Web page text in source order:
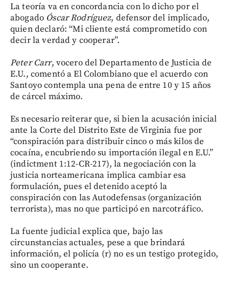
La teoría va en concordancia con lo dicho por el
abogado Óscar Rodríguez, defensor del implicado,
quien declaró: “Mi cliente está comprometido con
decir la verdad y cooperar”.
Peter Carr, vocero del Departamento de Justicia de
E.U., comentó a El Colombiano que el acuerdo con
Santoyo contempla una pena de entre 10 y 15 años
de cárcel máximo.
Es necesario reiterar que, si bien la acusación inicial
ante la Corte del Distrito Este de Virginia fue por
“conspiración para distribuir cinco o más kilos de
cocaína, encubriendo su importación ilegal en E.U.”
(indictment 1:12-CR-217), la negociación con la
justicia norteamericana implica cambiar esa
formulación, pues el detenido aceptó la
conspiración con las Autodefensas (organización
terrorista), mas no que participó en narcotráfico.
La fuente judicial explica que, bajo las
circunstancias actuales, pese a que brindará
información, el policía (r) no es un testigo protegido,
sino un cooperante.